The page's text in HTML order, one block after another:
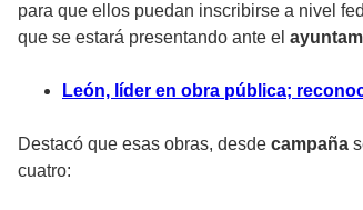
para que ellos puedan inscribirse a nivel
que se estará presentando ante el
León, líder en obra pública;
Destacó que esas obras, desde campaña
cuatro: